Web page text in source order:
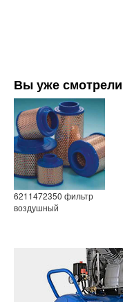
Вы уже смотрели
6211472350 фильтр
воздушный